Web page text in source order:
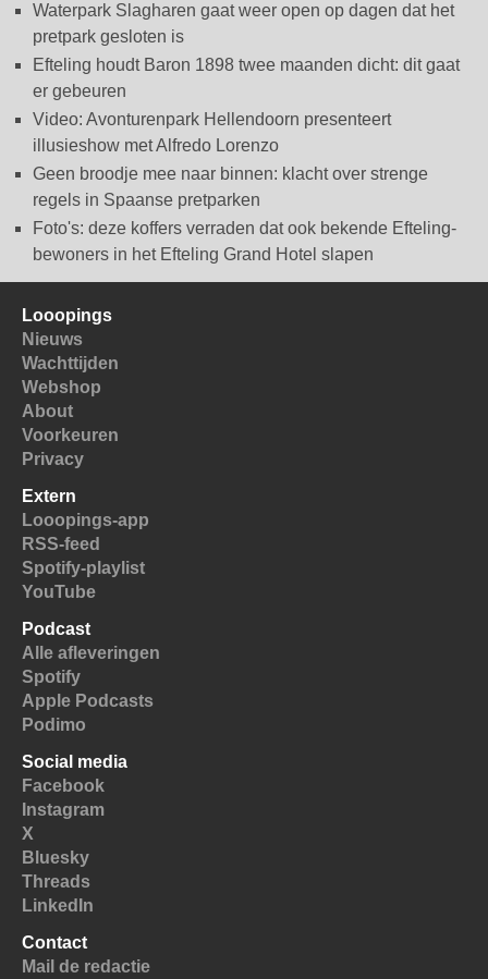
Waterpark Slagharen gaat weer open op dagen dat het
pretpark gesloten is
Efteling houdt Baron 1898 twee maanden dicht: dit gaat
er gebeuren
Video: Avonturenpark Hellendoorn presenteert
illusieshow met Alfredo Lorenzo
Geen broodje mee naar binnen: klacht over strenge
regels in Spaanse pretparken
Foto's: deze koffers verraden dat ook bekende Efteling-
bewoners in het Efteling Grand Hotel slapen
Looopings
Nieuws
Wachttijden
Webshop
About
Voorkeuren
Privacy
Extern
Looopings-app
RSS-feed
Spotify-playlist
YouTube
Podcast
Alle afleveringen
Spotify
Apple Podcasts
Podimo
Social media
Facebook
Instagram
X
Bluesky
Threads
LinkedIn
Contact
Mail de redactie